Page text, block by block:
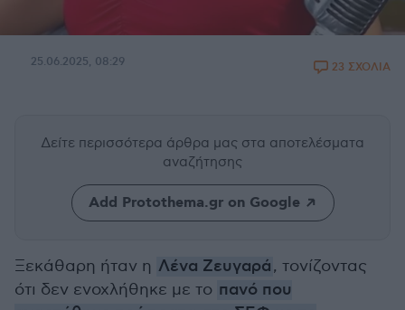
25.06.2025, 08:29 23 ΣΧΟΛΙΑ
Δείτε περισσότερα άρθρα μας στα αποτελέσματα
αναζήτησης
Add Protothema.gr on Google
Ξεκάθαρη ήταν η Λένα Ζευγαρά, τονίζοντας
ότι δεν ενοχλήθηκε με το πανό που